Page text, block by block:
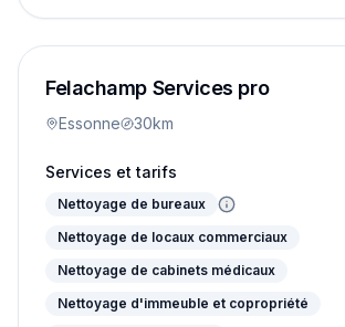
Felachamp Services pro
Essonne 30km
Services et tarifs
Nettoyage de bureaux
Nettoyage de locaux commerciaux
Nettoyage de cabinets médicaux
Nettoyage d'immeuble et copropriété